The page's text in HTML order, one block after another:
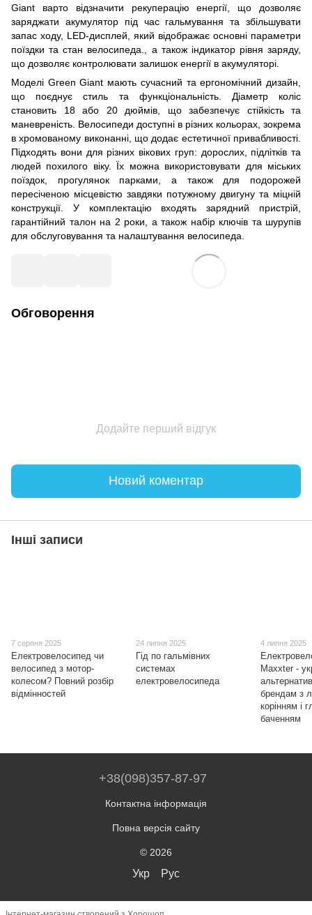
Giant варто відзначити рекуперацію енергії, що дозволяє
заряджати акумулятор під час гальмування та збільшувати
запас ходу, LED-дисплей, який відображає основні параметри
поїздки та стан велосипеда., а також індикатор рівня заряду,
що дозволяє контролювати залишок енергії в акумуляторі.​
Моделі Green Giant мають сучасний та ергономічний дизайн,
що поєднує стиль та функціональність. Діаметр коліс
становить 18 або 20 дюймів, що забезпечує стійкість та
маневреність. Велосипеди доступні в різних кольорах, зокрема
в хромованому виконанні, що додає естетичної привабливості.
Підходять вони для різних вікових груп: дорослих, підлітків та
людей похилого віку. Їх можна використовувати для міських
поїздок, прогулянок парками, а також для подорожей
пересіченою місцевістю завдяки потужному двигуну та міцній
конструкції. У комплектацію входять зарядний пристрій,
гарантійний талон на 2 роки, а також набір ключів та шурупів
для обслуговування та налаштування велосипеда.
Обговорення
Додайте перший відгук
Новий коментар
Інші записи
7 серпня 2025
Електровелосипед чи
велосипед з мотор-
колесом? Повний розбір
відмінностей
24 липня 2025
Гід по гальмівних
системах
електровелосипеда
4 липня 2025
Maxxter -
брендам з
корінням і
баченням
+38(098)357-87-97
Контактна інформація
Повна версія сайту
© 2026
Укр Рус